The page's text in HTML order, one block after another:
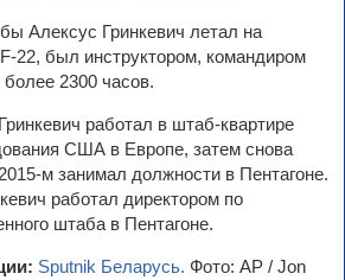
Алексус Гринкевич летал на
22, был инструктором, командиром
2300 часов.
работал в штаб-квартире
США в Европе, затем снова
м занимал должности в Пентагоне.
работал директором по
штаба в Пентагоне.
Sputnik Беларусь. Фото: AP / Jon